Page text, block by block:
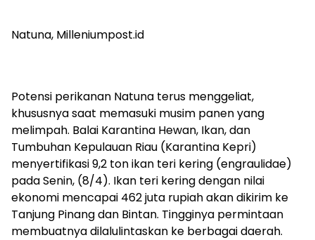
Natuna, Milleniumpost.id
Potensi perikanan Natuna terus menggeliat,
khususnya saat memasuki musim panen yang
melimpah. Balai Karantina Hewan, Ikan, dan
Tumbuhan Kepulauan Riau (Karantina Kepri)
menyertifikasi 9,2 ton ikan teri kering (engraulidae)
pada Senin, (8/4). Ikan teri kering dengan nilai
ekonomi mencapai 462 juta rupiah akan dikirim ke
Tanjung Pinang dan Bintan. Tingginya permintaan
membuatnya dilalulintaskan ke berbagai daerah.